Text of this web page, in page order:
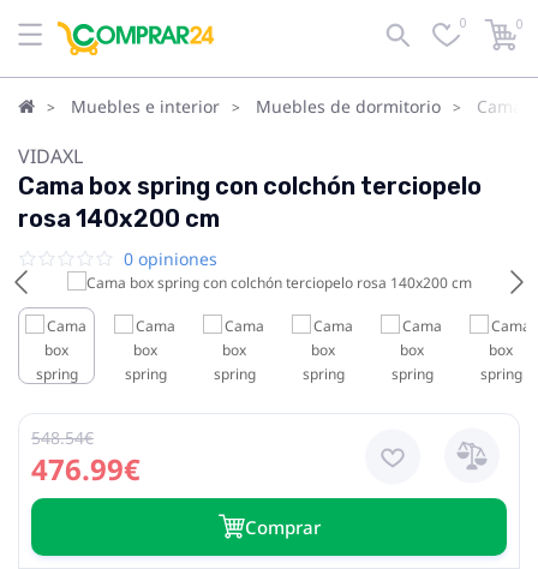
0 0
Muebles e interior Muebles de dormitorio Camas
VIDAXL
Cama box spring con colchón terciopelo
rosa 140x200 cm
0 opiniones
476.99€
548.54€
Сomprar